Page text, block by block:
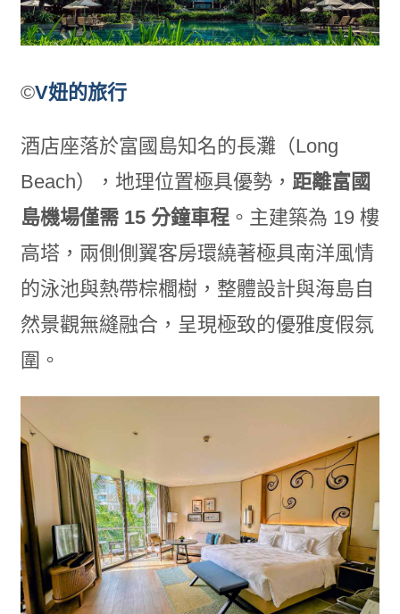
©V妞的旅行
酒店座落於富國島知名的長灘（Long
Beach），地理位置極具優勢， 距離富國
島機場僅需15 分鐘車程。主建築為 19 樓
高塔，兩側側翼客房環繞著極具南洋風情
的泳池與熱帶棕櫚樹，整體設計與海島自
然景觀無縫融合，呈現極致的優雅度假氛
圍。